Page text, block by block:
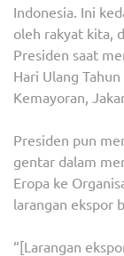
Indonesia. Ini
oleh rakyat kita,
Presiden saat
Hari Ulang
Kemayoran,
Presiden pun
gentar dalam
Eropa ke
larangan ekspor
“[Larangan